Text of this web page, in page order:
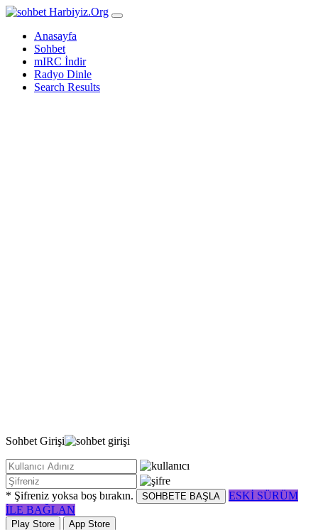
Harbiyiz.Org
Anasayfa
Sohbet
mIRC İndir
Radyo Dinle
Search Results
Sohbet Girişi
* Şifreniz yoksa boş bırakın. SOHBETE BAŞLA
ESKİ SÜRÜM
İLE BAĞLAN
Play Store App Store